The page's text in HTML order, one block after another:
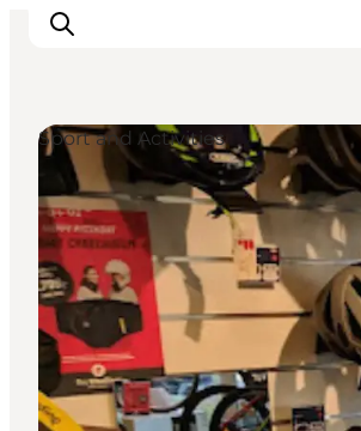
Ispirazioni
Dove andare
Cosa fare
Dove dormire
Pianifica il viaggio
Sport and Activities